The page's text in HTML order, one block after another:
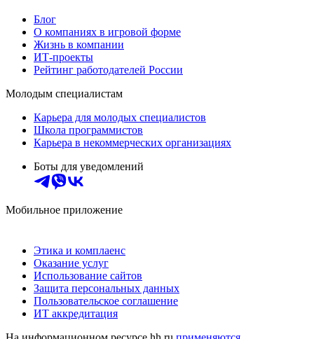
Блог
О компаниях в игровой форме
Жизнь в компании
ИТ-проекты
Рейтинг работодателей России
Молодым специалистам
Карьера для молодых специалистов
Школа программистов
Карьера в некоммерческих организациях
Боты для уведомлений
Мобильное приложение
Этика и комплаенс
Оказание услуг
Использование сайтов
Защита персональных данных
Пользовательское соглашение
ИТ аккредитация